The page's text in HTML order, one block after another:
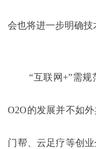
会也将进一步明确技
“互联网+”需
O2O的发展并不如
门帮、云足疗等创